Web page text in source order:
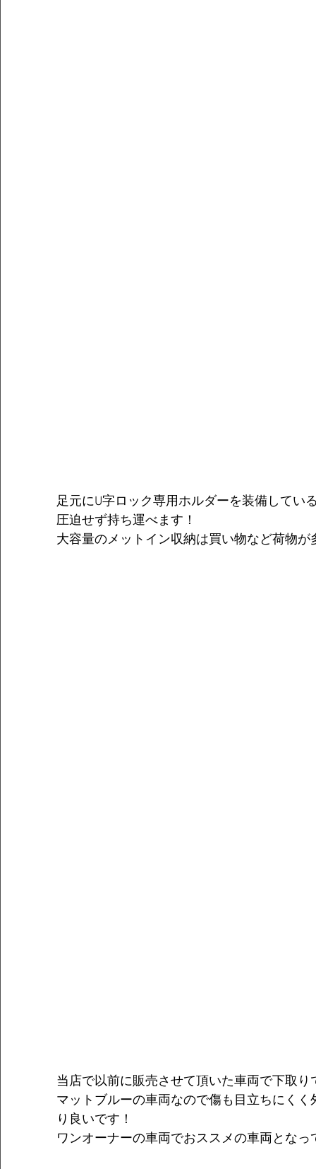
足元にU字ロック専用ホルダーを装備してい
圧迫せず持ち運べます！
大容量のメットイン収納は買い物など荷物
当店で以前に販売させて頂いた車両で下取り
マットブルーの車両なので傷も目立ちにく
り良いです！
ワンオーナーの車両でおススメの車両となっ